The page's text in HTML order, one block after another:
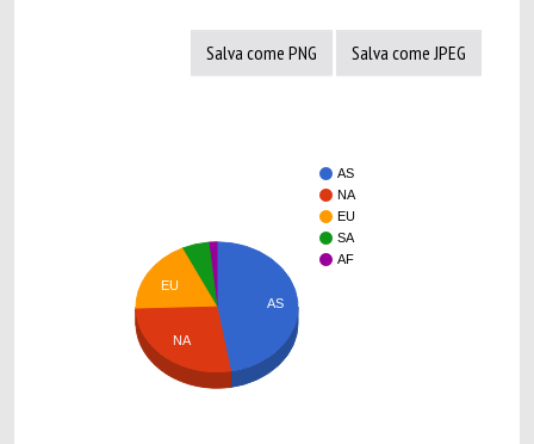
Salva come PNG Salva come JPEG
AS
NA
EU
SA
AF
AS
EU
NA